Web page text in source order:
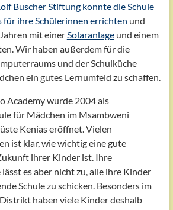
Buscher Stiftung konnte die Schule
für ihre Schülerinnen errichten und
mit einerSolaranlageund einem
Wir haben außerdem für die
und der Schulküche
ein gutes Lernumfeld zu schaffen.
Academy wurde 2004 als
für Mädchen im Msambweni
Kenias eröffnet. Vielen
ist klar, wie wichtig eine gute
ihrer Kinder ist. Ihre
es aber nicht zu, alle ihre Kinder
Schule zu schicken. Besonders im
haben viele Kinder deshalb